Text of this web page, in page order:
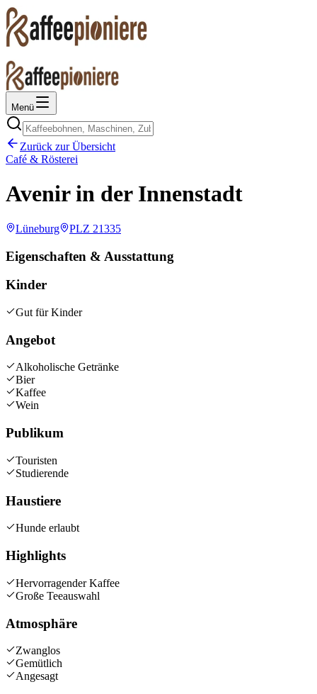
Menü
Zurück zur Übersicht
Café & Rösterei
Avenir in der Innenstadt
Lüneburg PLZ 21335
Eigenschaften & Ausstattung
Kinder
Gut für Kinder
Angebot
Alkoholische Getränke
Bier
Kaffee
Wein
Publikum
Touristen
Studierende
Haustiere
Hunde erlaubt
Highlights
Hervorragender Kaffee
Große Teeauswahl
Atmosphäre
Zwanglos
Gemütlich
Angesagt